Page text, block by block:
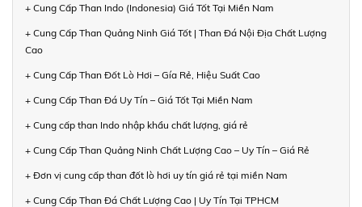
+ Cung Cấp Than Indo (Indonesia) Giá Tốt Tại Miền Nam
+ Cung Cấp Than Quảng Ninh Giá Tốt | Than Đá Nội Địa Chất Lượng
Cao
+ Cung Cấp Than Đốt Lò Hơi – Gía Rẻ, Hiệu Suất Cao
+ Cung Cấp Than Đá Uy Tín – Giá Tốt Tại Miền Nam
+ Cung cấp than Indo nhập khẩu chất lượng, giá rẻ
+ Cung Cấp Than Quảng Ninh Chất Lượng Cao – Uy Tín – Giá Rẻ
+ Đơn vị cung cấp than đốt lò hơi uy tín giá rẻ tại miền Nam
+ Cung Cấp Than Đá Chất Lượng Cao | Uy Tín Tại TPHCM